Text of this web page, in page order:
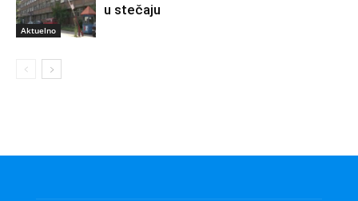
Aktuelno
u stečaju